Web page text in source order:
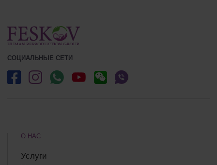
СОЦИАЛЬНЫЕ СЕТИ
О НАС
Услуги